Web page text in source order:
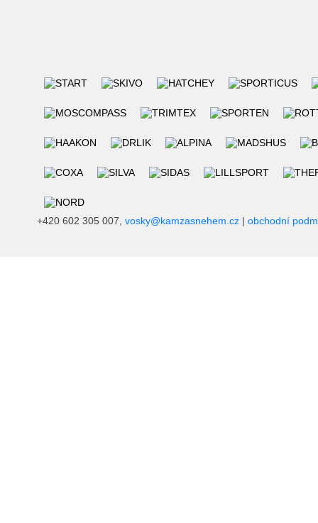
+420 602 305 007, vosky@kamzasnehem.cz | obchodní